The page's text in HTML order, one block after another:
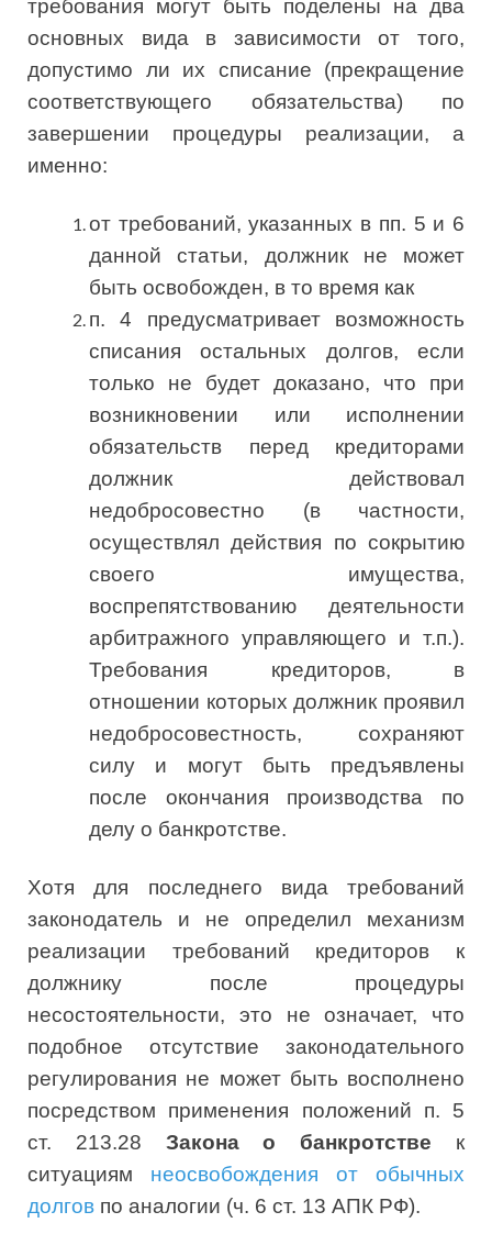
требования могут быть поделены на два
основных вида в зависимости от того,
допустимо ли их списание (прекращение
соответствующего обязательства) по
завершении процедуры реализации, а
именно:
от требований, указанных в пп. 5 и 6
данной статьи, должник не может
быть освобожден, в то время как
п. 4 предусматривает возможность
списания остальных долгов, если
только не будет доказано, что при
возникновении или исполнении
обязательств перед кредиторами
должник действовал
недобросовестно (в частности,
осуществлял действия по сокрытию
своего имущества,
воспрепятствованию деятельности
арбитражного управляющего и т.п.).
Требования кредиторов, в
отношении которых должник проявил
недобросовестность, сохраняют
силу и могут быть предъявлены
после окончания производства по
делу о банкротстве.
Хотя для последнего вида требований
законодатель и не определил механизм
реализации требований кредиторов к
должнику после процедуры
несостоятельности, это не означает, что
подобное отсутствие законодательного
регулирования не может быть восполнено
посредством применения положений п. 5
ст. 213.28 Закона о банкротстве к
ситуациям неосвобождения от обычных
долгов по аналогии (ч. 6 ст. 13 АПК РФ).